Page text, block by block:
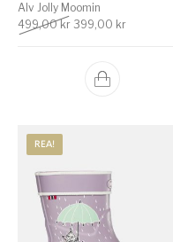
Alv Jolly Moomin
499,00kr Det ursprungliga
399,00 krDet
REA!